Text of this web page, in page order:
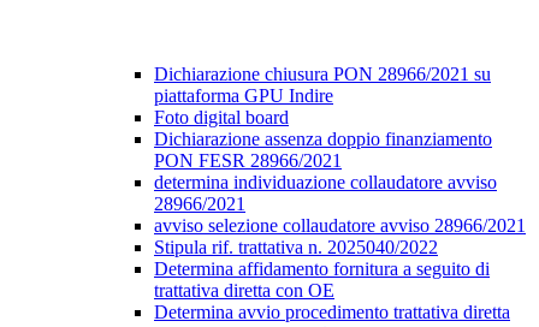
Dichiarazione chiusura PON 28966/2021 su
piattaforma GPU Indire
Foto digital board
Dichiarazione assenza doppio finanziamento
PON FESR 28966/2021
determina individuazione collaudatore avviso
28966/2021
avviso selezione collaudatore avviso 28966/2021
Stipula rif. trattativa n. 2025040/2022
Determina affidamento fornitura a seguito di
trattativa diretta con OE
Determina avvio procedimento trattativa diretta